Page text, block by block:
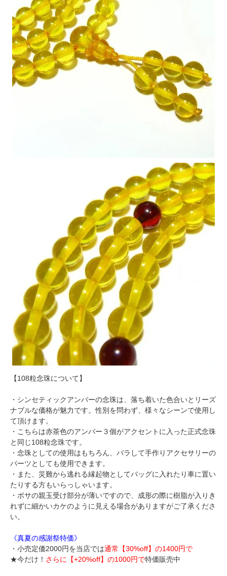
【108粒念珠について】
・シンセティックアンバーの念珠は、落ち着いた色合いとリーズ
ナブルな価格が魅力です。性別を問わず、様々なシーンで使用し
て頂けます。
・こちらは赤茶色のアンバー３個がアクセントに入った正式念珠
と同じ108粒念珠です。
・念珠としての使用はもちろん、バラして手作りアクセサリーの
パーツとしても使用できます。
・また、災難から逃れる縁起物としてバッグに入れたり車に置い
たりする方もいらっしゃいます。
・ボサの親玉受け部分が薄いですので、成形の際に樹脂が入りき
れずに細かいカケのように見える場合がありますがご了承くださ
い。
《真夏の感謝祭特価》
・小売定価2000円を当店では通常【30%off】の1400円で
★今だけ！ さらに【+20%off】の1000円で特価販売中